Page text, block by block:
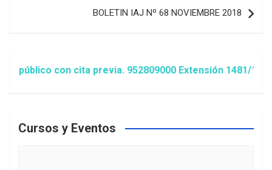
BOLETIN IAJ Nº 68 NOVIEMBRE 2018
con cita previa. 952809000 Extensión 1481/1486 ó
Cursos y Eventos